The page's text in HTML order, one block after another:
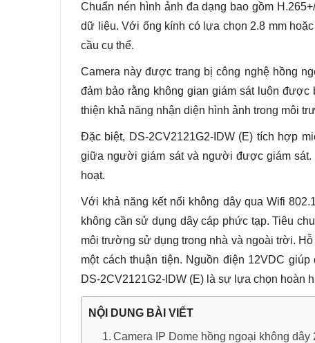
Chuẩn nén hình ảnh đa dạng bao gồm
dữ liệu. Với ống kính có lựa chọn 2.8 mm
cầu cụ thể.
Camera này được trang bị công nghệ hồng
đảm bảo rằng không gian giám sát luôn
thiện khả năng nhận diện hình ảnh trong môi
Đặc biệt, DS-2CV2121G2-IDW (E) tích hợp
giữa người giám sát và người được giám
hoạt.
Với khả năng kết nối không dây qua Wifi
không cần sử dụng dây cáp phức tạp. Tiêu
môi trường sử dụng trong nhà và ngoài trời.
một cách thuận tiện. Nguồn điện 12VDC
DS-2CV2121G2-IDW (E) là sự lựa chọn hoàn
NỘI DUNG BÀI VIẾT
Camera IP Dome hồng ngoại không